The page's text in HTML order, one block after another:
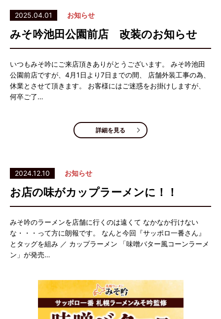
2025.04.01 お知らせ
みそ吟池田公園前店 改装のお知らせ
いつもみそ吟にご来店頂きありがとうございます。 みそ吟池田
公園前店ですが、4月1日より7日までの間、 店舗外装工事の為、
休業とさせて頂きます。 お客様にはご迷惑をお掛けしますが、
何卒ご了…
詳細を見る
2024.12.10 お知らせ
お店の味がカップラーメンに！！
みそ吟のラーメンを店舗に行くのは遠くて なかなか行けない
な・・・って方に朗報です。 なんと今回『サッポロ一番さん』
とタッグを組み ／ カップラーメン 「味噌バター風コーンラーメ
ン」が発売…